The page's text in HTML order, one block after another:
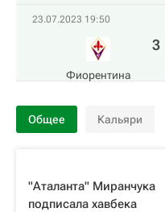
23.07.2023 19:50
Фиорентина
3
Общее Кальяри
"Аталанта" Миранчука
подписала хавбека